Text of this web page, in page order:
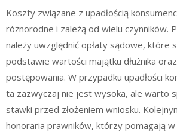
Koszty związane z upadłością
różnorodne i zależą od wielu czynników.
należy uwzględnić opłaty sądowe, które
podstawie wartości majątku dłużnika
postępowania. W przypadku upadłości
ta zazwyczaj nie jest wysoka, ale warto
stawki przed złożeniem wniosku.
honoraria prawników, którzy pomagają